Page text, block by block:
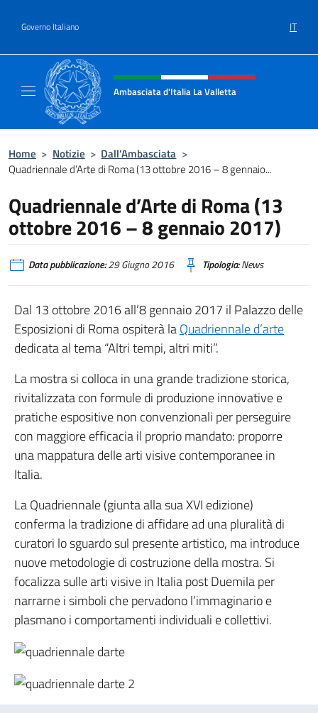
Governo Italiano IT
Intestazione sito, social e menù
Ambasciata d'Italia La Valletta
Home > Notizie > Dall’Ambasciata >
Quadriennale d’Arte di Roma (13 ottobre 2016 – 8 gennaio...
Quadriennale d’Arte di Roma (13
ottobre 2016 – 8 gennaio 2017)
Data pubblicazione:29 Giugno 2016 Tipologia:News
Dal 13 ottobre 2016 all’8 gennaio 2017 il Palazzo delle
Esposizioni di Roma ospiterà laQuadriennale d’arte
dedicata al tema “Altri tempi, altri miti”.
La mostra si colloca in una grande tradizione storica,
rivitalizzata con formule di produzione innovative e
pratiche espositive non convenzionali per perseguire
con maggiore efficacia il proprio mandato: proporre
una mappatura delle arti visive contemporanee in
Italia.
La Quadriennale (giunta alla sua XVI edizione)
conferma la tradizione di affidare ad una pluralità di
curatori lo sguardo sul presente artistico, ma introduce
nuove metodologie di costruzione della mostra. Si
focalizza sulle arti visive in Italia post Duemila per
narrarne i simboli che pervadono l’immaginario e
plasmano i comportamenti individuali e collettivi.